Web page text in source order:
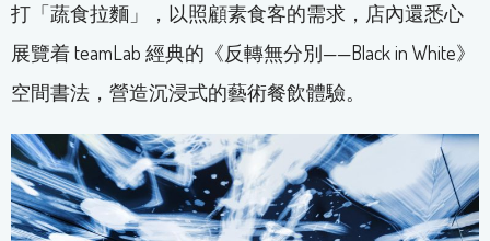
打「蔬食拉麵」，以照顧素食客的需求，店內還悉心
展覽着 teamLab 經典的《反轉無分別——Black in White》
空間書法，營造沉浸式的藝術餐飲體驗。